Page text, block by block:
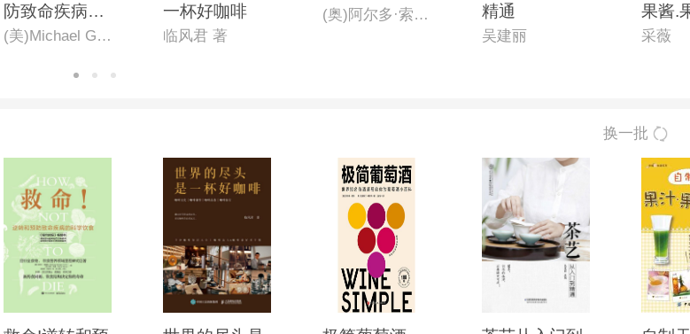
防致命疾病的
科学饮食
(美)Michael Greger(迈克尔•格雷格),Gene Stone(吉恩•斯通)
一杯好咖啡
临风君 著
(奥)阿尔多·索姆,(美)克里斯汀·穆尔克
精通
吴建丽
果酱.
采薇
换一批